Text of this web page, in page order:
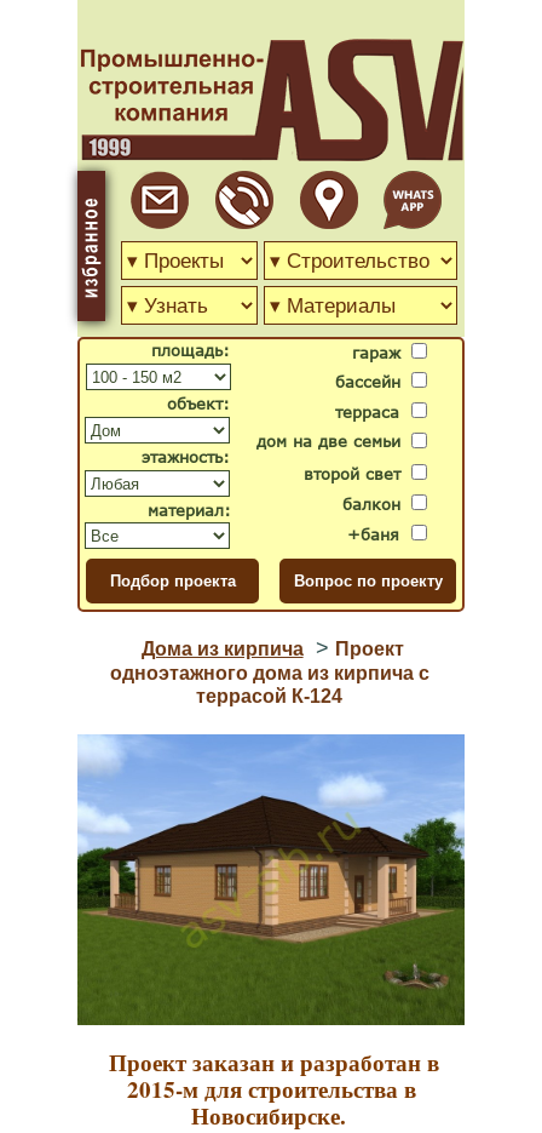
гараж
бассейн
второй свет
дом на две семьи
терраса
балкон
+баня
объект:
материал:
площадь:
этажность:
Дома из кирпича > Проект
одноэтажного дома из кирпича с
террасой К-124
Проект заказан и разработан в
2015-м для строительства в
Новосибирске.